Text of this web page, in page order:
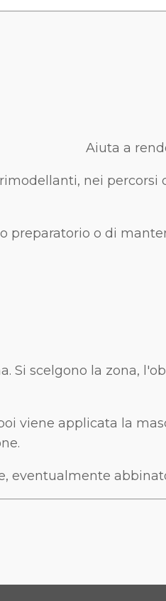
Aiuta a
nei
preparatorio o di
scelgono la zona,
viene applicata la
eventualmente